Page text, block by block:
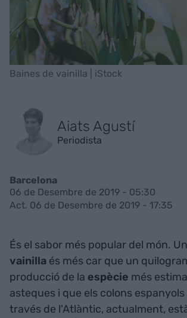
Baines de vainilla | iStock
Aiats Agustí
Periodista
Barcelona
06 de Desembre de 2019 - 05:30
Act. 06 de Desembre de 2019 - 17:35
És el sabor més popular del món.
vainilla és més car que un
producció de la espècie més
asteques i que els colons
través de l'Atlàntic, actualment,